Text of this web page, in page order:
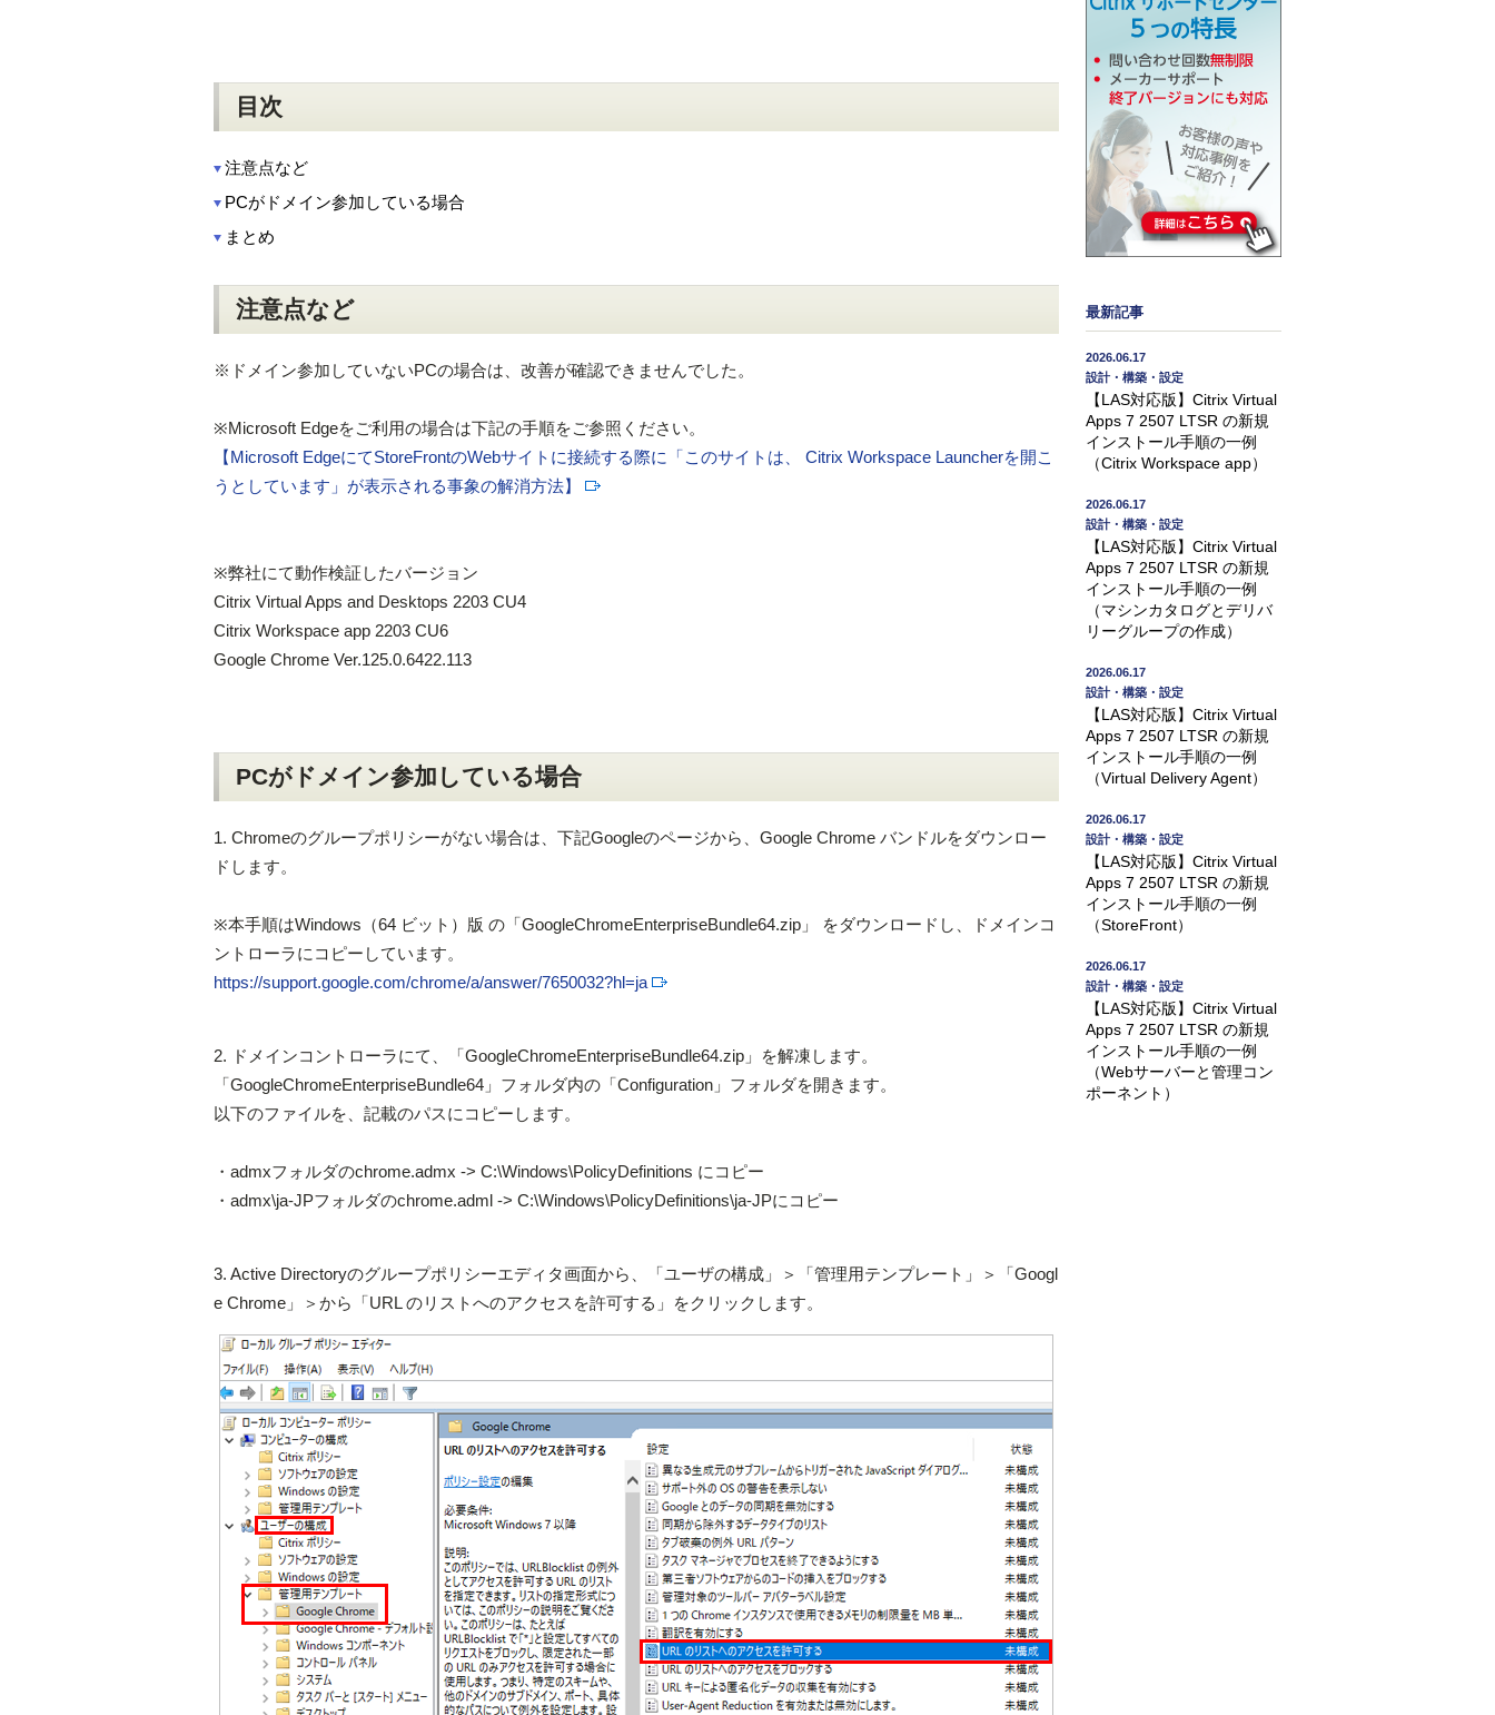
目次
注意点など
PCがドメイン参加している場合
まとめ
注意点など
※ドメイン参加していないPCの場合は、改善が確認できませんでした。
※Microsoft Edgeをご利用の場合は下記の手順をご参照ください。
【Microsoft EdgeにてStoreFrontのWebサイトに接続する際に「このサイトは、 Citrix Workspace Launcherを開こ
うとしています」が表示される事象の解消方法】
※弊社にて動作検証したバージョン
Citrix Virtual Apps and Desktops 2203 CU4
Citrix Workspace app 2203 CU6
Google Chrome Ver.125.0.6422.113
PCがドメイン参加している場合
1. Chromeのグループポリシーがない場合は、下記Googleのページから、Google Chrome バンドルをダウンロー
ドします。
※本手順はWindows（64 ビット）版 の「GoogleChromeEnterpriseBundle64.zip」 をダウンロードし、ドメインコ
ントローラにコピーしています。
https://support.google.com/chrome/a/answer/7650032?hl=ja
2. ドメインコントローラにて、「GoogleChromeEnterpriseBundle64.zip」を解凍します。
「GoogleChromeEnterpriseBundle64」フォルダ内の「Configuration」フォルダを開きます。
以下のファイルを、記載のパスにコピーします。
・admxフォルダのchrome.admx -> C:\Windows\PolicyDefinitions にコピー
・admx\ja-JPフォルダのchrome.adml -> C:\Windows\PolicyDefinitions\ja-JPにコピー
3. Active Directoryのグループポリシーエディタ画面から、「ユーザの構成」＞「管理用テンプレート」＞「Googl
e Chrome」＞から「URL のリストへのアクセスを許可する」をクリックします。
最新記事
2026.06.17
設計・構築・設定
【LAS対応版】Citrix Virtual
Apps 7 2507 LTSR の新規
インストール手順の一例
（Citrix Workspace app）
2026.06.17
設計・構築・設定
【LAS対応版】Citrix Virtual
Apps 7 2507 LTSR の新規
インストール手順の一例
（マシンカタログとデリバ
リーグループの作成）
2026.06.17
設計・構築・設定
【LAS対応版】Citrix Virtual
Apps 7 2507 LTSR の新規
インストール手順の一例
（Virtual Delivery Agent）
2026.06.17
設計・構築・設定
【LAS対応版】Citrix Virtual
Apps 7 2507 LTSR の新規
インストール手順の一例
（StoreFront）
2026.06.17
設計・構築・設定
【LAS対応版】Citrix Virtual
Apps 7 2507 LTSR の新規
インストール手順の一例
（Webサーバーと管理コン
ポーネント）